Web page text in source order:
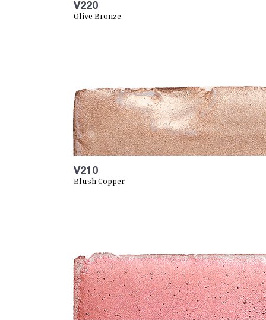
V220
Olive Bronze
V210
Blush Copper